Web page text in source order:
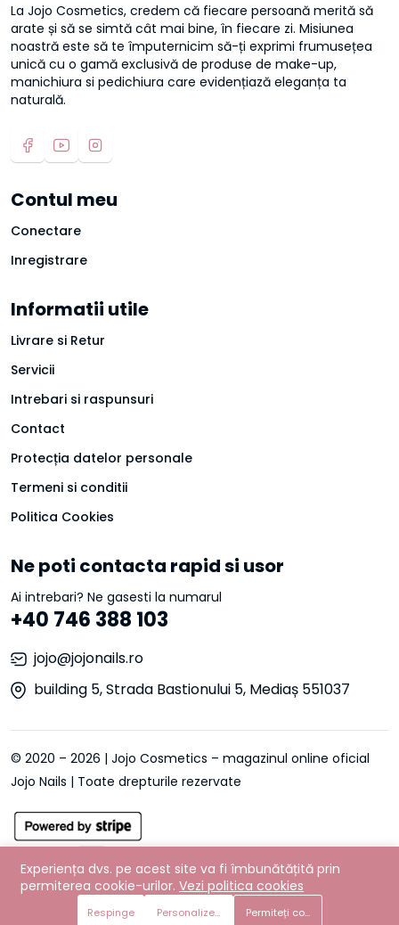
La Jojo Cosmetics, credem că fiecare persoană merită să
arate și să se simtă cât mai bine, în fiecare zi. Misiunea
noastră este să te împuternicim să-ți exprimi frumusețea
unică cu o gamă exclusivă de produse de make-up,
manichiura si pedichiura care evidențiază eleganța ta
naturală.
Contul meu
Conectare
Inregistrare
Informatii utile
Livrare si Retur
Servicii
Intrebari si raspunsuri
Contact
Protecția datelor personale
Termeni si conditii
Politica Cookies
Ne poti contacta rapid si usor
Ai intrebari? Ne gasesti la numarul
+40 746 388 103
jojo@jojonails.ro
building 5, Strada Bastionului 5, Mediaș 551037
© 2020 – 2026 | Jojo Cosmetics – magazinul online oficial
Jojo Nails | Toate drepturile rezervate
Experiența dvs. pe acest site va fi îmbunătățită prin
permiterea cookie-urilor. Vezi politica cookies
Respinge Personalizează preferințePermiteți cookie-urile